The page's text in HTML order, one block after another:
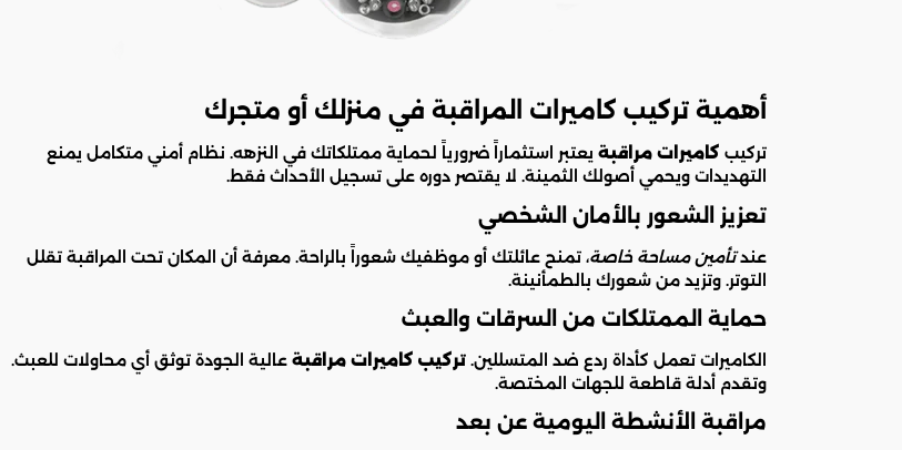
أهمية تركيب كاميرات المراقبة في منزلك أو متجرك
تركيب كاميرات مراقبة يعتبر استثماراً ضرورياً لحماية ممتلكاتك في النزهه. نظام أمني متكامل يمنع
التهديدات ويحمي أصولك الثمينة. لا يقتصر دوره على تسجيل الأحداث فقط.
تعزيز الشعور بالأمان الشخصي
عندتأمين مساحة خاصة، تمنح عائلتك أو موظفيك شعوراً بالراحة. معرفة أن المكان تحت المراقبة تقلل
التوتر. وتزيد من شعورك بالطمأنينة.
حماية الممتلكات من السرقات والعبث
الكاميرات تعمل كأداة ردع ضد المتسللين. تركيب كاميرات مراقبة عالية الجودة توثق أي محاولات للعبث.
وتقدم أدلة قاطعة للجهات المختصة.
مراقبة الأنشطة اليومية عن بعد